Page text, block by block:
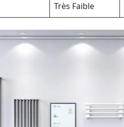
Très Faible